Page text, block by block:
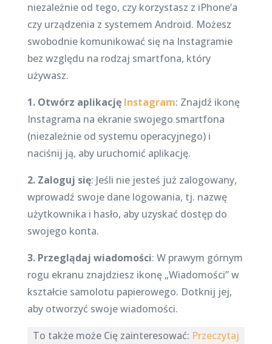
niezależnie od tego, czy korzystasz z iPhone’a
czy urządzenia z systemem Android. Możesz
swobodnie komunikować się na Instagramie
bez względu na rodzaj smartfona, który
używasz.
1. Otwórz aplikację Instagram: Znajdź ikonę
Instagrama na ekranie swojego smartfona
(niezależnie od systemu operacyjnego) i
naciśnij ją, aby uruchomić aplikację.
2. Zaloguj się: Jeśli nie jesteś już zalogowany,
wprowadź swoje dane logowania, tj. nazwę
użytkownika i hasło, aby uzyskać dostęp do
swojego konta.
3. Przeglądaj wiadomości: W prawym górnym
rogu ekranu znajdziesz ikonę „Wiadomości” w
kształcie samolotu papierowego. Dotknij jej,
aby otworzyć swoje wiadomości.
To także może Cię zainteresować: Przeczytaj